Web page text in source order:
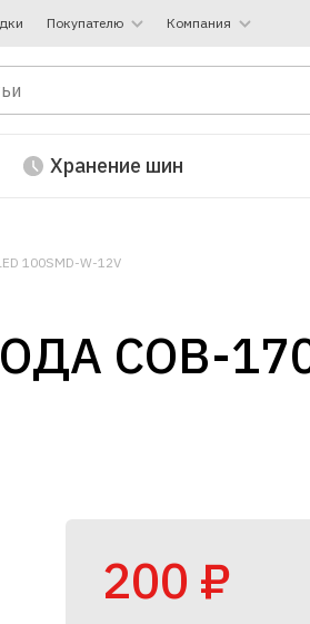
Покупателю Компания
Хранение шин
100SMD-W-12V
COB-
200 ₽